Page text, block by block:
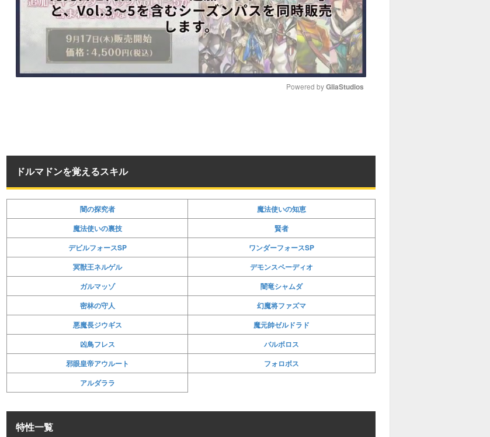
Powered by GliaStudios
ドルマドンを覚えるスキル
闇の探究者
魔法使いの知恵
魔法使いの裏技
賢者
デビルフォースSP
ワンダーフォースSP
冥獣王ネルゲル
デモンスペーディオ
ガルマッゾ
闇竜シャムダ
密林の守人
幻魔将ファズマ
悪魔長ジウギス
魔元帥ゼルドラド
凶鳥フレス
バルボロス
邪眼皇帝アウルート
フォロボス
アルダララ
特性一覧